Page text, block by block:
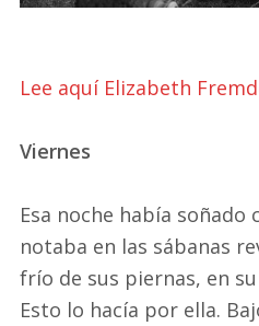
Lee aquí Elizabeth
Viernes
Esa noche había soñado
notaba en las sábanas
frío de sus piernas, en
Esto lo hacía por ella.